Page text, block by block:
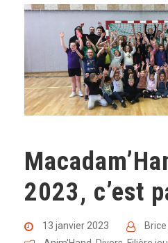
2023, c’est
13 janvier 2023